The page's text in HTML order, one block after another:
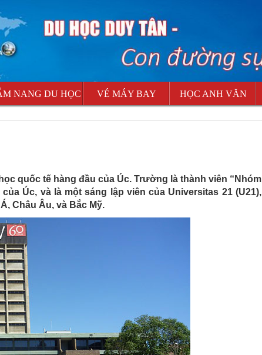
NANG DU HỌC VÉ MÁY BAY HỌC ANH VĂN
quốc tế hàng đầu của Úc. Trường là thành viên “Nhóm
Úc, và là một sáng lập viên của Universitas 21 (U21),
Châu Âu, và Bắc Mỹ.